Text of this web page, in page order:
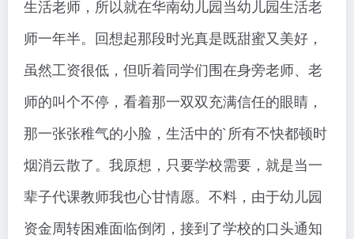
生活老师，所以就在华南幼儿园当幼儿园生活老
师一年半。回想起那段时光真是既甜蜜又美好，
虽然工资很低，但听着同学们围在身旁老师、老
师的叫个不停，看着那一双双充满信任的眼睛，
那一张张稚气的小脸，生活中的`所有不快都顿时
烟消云散了。我原想，只要学校需要，就是当一
辈子代课教师我也心甘情愿。不料，由于幼儿园
资金周转困难面临倒闭，接到了学校的口头通知